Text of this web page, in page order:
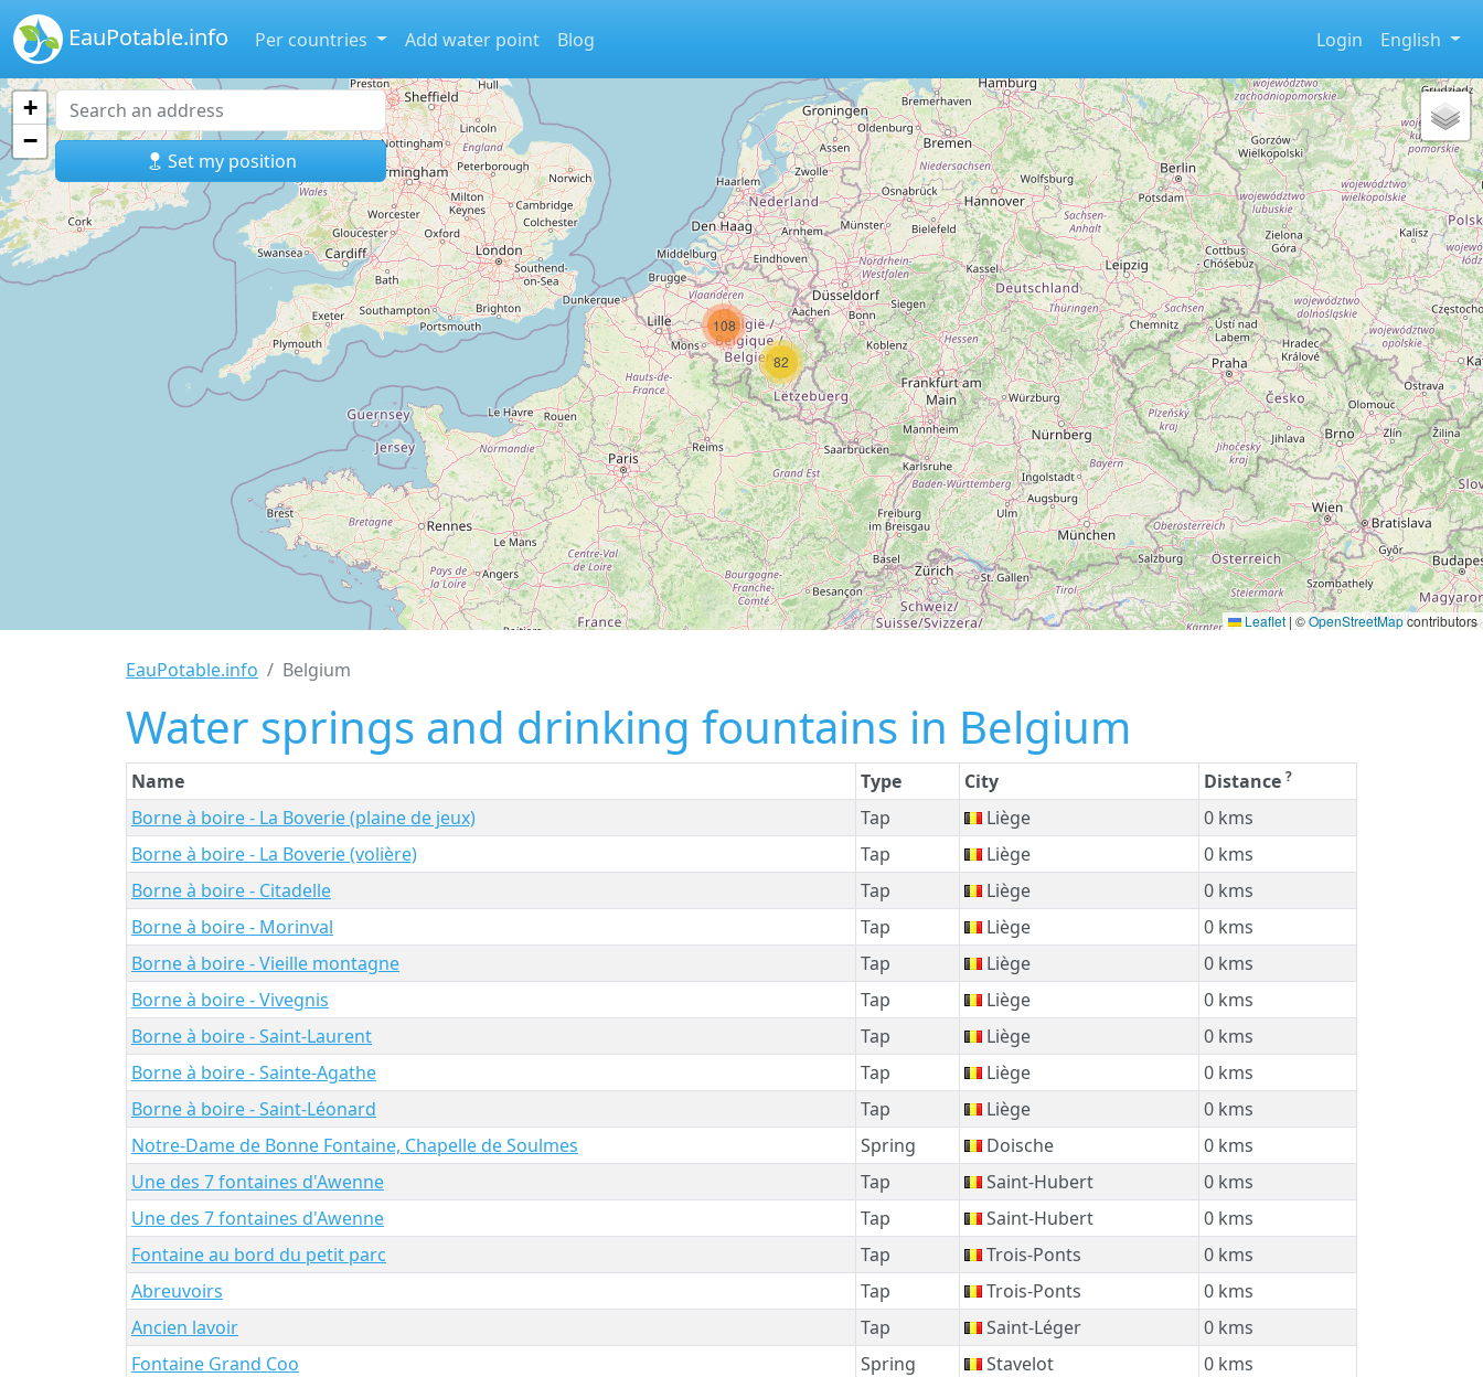
EauPotable.info Per countries Add water point Blog Login English
Set my position
108
82
+
−
Leaflet | ©OpenStreetMapcontributors
EauPotable.info Belgium
Water springs and drinking fountains in Belgium
Name Type City Distance ?
Borne à boire - La Boverie (plaine de jeux) Tap Liège
0 kms
Borne à boire - La Boverie (volière)
Tap Liège
0 kms
Borne à boire - Citadelle
Tap Liège
0 kms
Borne à boire - Morinval
Tap Liège
0 kms
Borne à boire - Vieille montagne
Tap Liège
0 kms
Borne à boire - Vivegnis
Tap Liège
0 kms
Borne à boire - Saint-Laurent
Tap Liège
0 kms
Borne à boire - Sainte-Agathe
Tap Liège
0 kms
Borne à boire - Saint-Léonard
Tap Liège
0 kms
Notre-Dame de Bonne Fontaine, Chapelle de Soulmes
Spring Doische
0 kms
Une des 7 fontaines d'Awenne
Tap Saint-Hubert
0 kms
Une des 7 fontaines d'Awenne
Tap Saint-Hubert
0 kms
Fontaine au bord du petit parc
Tap Trois-Ponts
0 kms
Abreuvoirs
Tap Trois-Ponts
0 kms
Ancien lavoir
Tap Saint-Léger
0 kms
Fontaine Grand Coo
Spring Stavelot
0 kms